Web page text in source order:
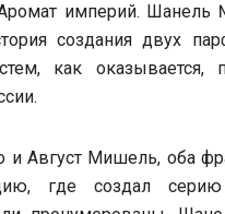
империй.
создания двух
как оказывается,
Август Мишель, оба
где создал